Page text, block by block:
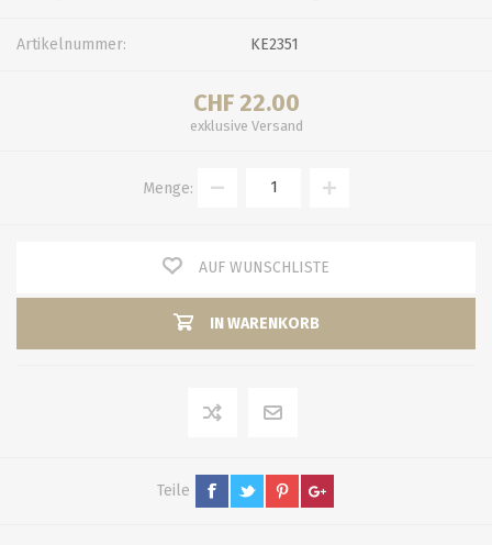
Artikelnummer: KE2351
CHF 22.00
exklusive Versand
Menge:
AUF WUNSCHLISTE
IN WARENKORB
Teile